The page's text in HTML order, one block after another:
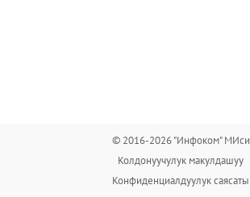
© 2016-2026 "Инфоком" МИси
Колдонуучулук макулдашуу
Конфиденциалдуулук саясаты